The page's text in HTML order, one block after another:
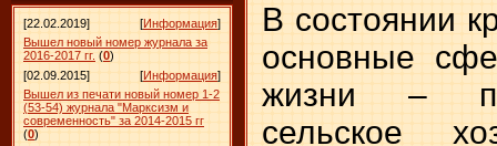
[22.02.2019] [Информация]
Вышел новый номер журнала за
2016-2017 гг. (0)
[02.09.2015]
[Информация]
Вышел из печати новый номер 1-2
(53-54) журнала "Марксизм и
современность" за 2014-2015 гг
(0)
В состоянии
основные
жизни –
сельское